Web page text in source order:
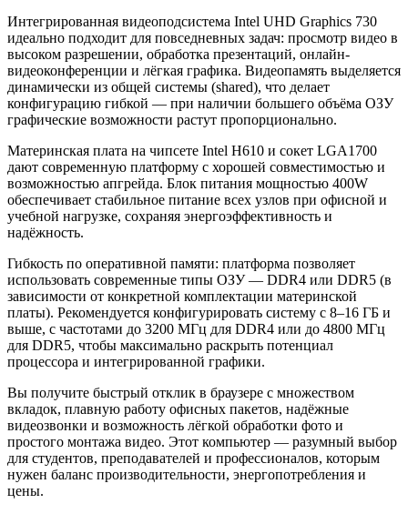
Интегрированная видеоподсистема Intel UHD Graphics 730
идеально подходит для повседневных задач: просмотр видео в
высоком разрешении, обработка презентаций, онлайн-
видеоконференции и лёгкая графика. Видеопамять выделяется
динамически из общей системы (shared), что делает
конфигурацию гибкой — при наличии большего объёма ОЗУ
графические возможности растут пропорционально.
Материнская плата на чипсете Intel H610 и сокет LGA1700
дают современную платформу с хорошей совместимостью и
возможностью апгрейда. Блок питания мощностью 400W
обеспечивает стабильное питание всех узлов при офисной и
учебной нагрузке, сохраняя энергоэффективность и
надёжность.
Гибкость по оперативной памяти: платформа позволяет
использовать современные типы ОЗУ — DDR4 или DDR5 (в
зависимости от конкретной комплектации материнской
платы). Рекомендуется конфигурировать систему с 8–16 ГБ и
выше, с частотами до 3200 МГц для DDR4 или до 4800 МГц
для DDR5, чтобы максимально раскрыть потенциал
процессора и интегрированной графики.
Вы получите быстрый отклик в браузере с множеством
вкладок, плавную работу офисных пакетов, надёжные
видеозвонки и возможность лёгкой обработки фото и
простого монтажа видео. Этот компьютер — разумный выбор
для студентов, преподавателей и профессионалов, которым
нужен баланс производительности, энергопотребления и
цены.